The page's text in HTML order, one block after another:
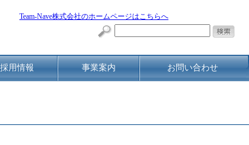
Team-Nave株式会社のホームページはこちらへ
採用情報 事業案内 お問い合わせ